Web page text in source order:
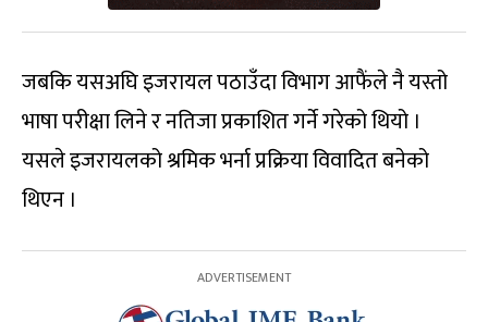
जबकि यसअघि इजरायल पठाउँदा विभाग आफैंले नै यस्तो
भाषा परीक्षा लिने र नतिजा प्रकाशित गर्ने गरेको थियो ।
यसले इजरायलको श्रमिक भर्ना प्रक्रिया विवादित बनेको
थिएन ।